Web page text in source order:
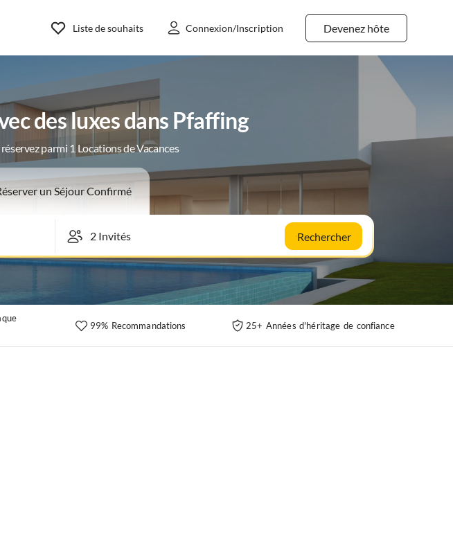
Devenez hôte
Liste de souhaits Connexion/Inscription
des luxes dans Pfaffing
parmi 1 Locations de Vacances
un Séjour Confirmé
Rechercher
99% Recommandations 25+ Années d'héritage de confiance